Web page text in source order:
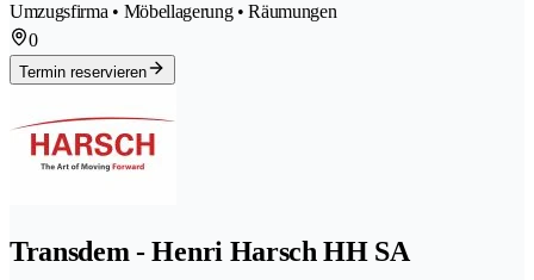
Umzugsfirma • Möbellagerung • Räumungen
0
Termin reservieren
Transdem - Henri Harsch HH SA